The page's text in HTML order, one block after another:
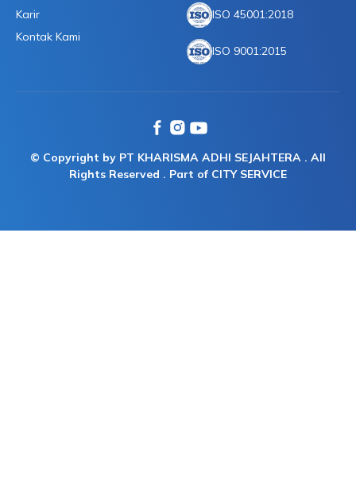
Karir
Kontak Kami
ISO 45001:2018
ISO 9001:2015
© Copyright by PT KHARISMA ADHI SEJAHTERA . All
Rights Reserved . Part of CITY SERVICE